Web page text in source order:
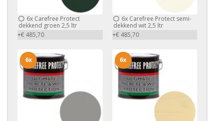
6x Carefree Protect
dekkend groen 2,5 ltr
+€ 485,70
6xCarefree Protect semi-
dekkend wit 2,5 ltr
+€ 485,70
6x 6x